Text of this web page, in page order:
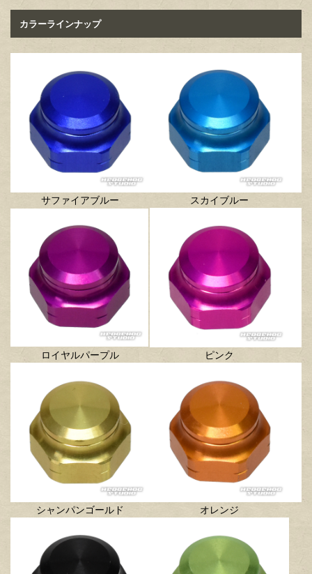
カラーラインナップ
サファイアブルー スカイブルー
ロイヤルパープル ピンク
シャンパンゴールド オレンジ